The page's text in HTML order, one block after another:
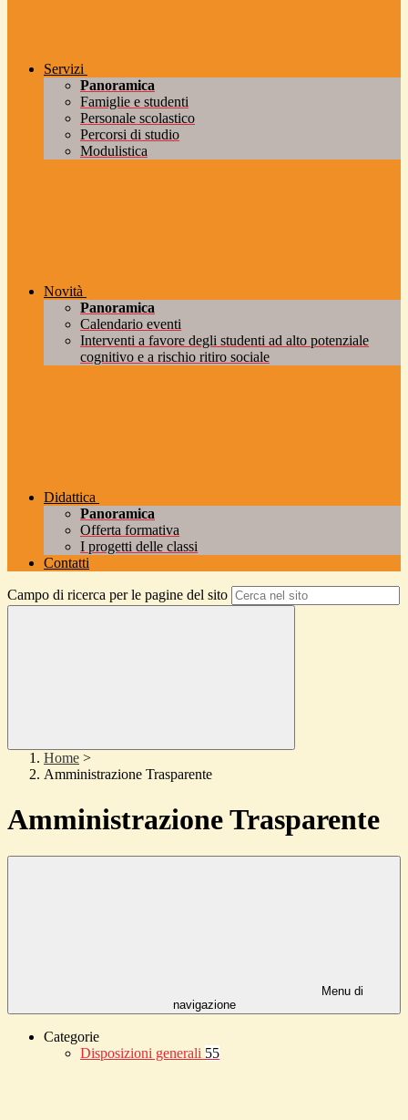
Servizi
Panoramica
Famiglie e studenti
Personale scolastico
Percorsi di studio
Modulistica
Novità
Panoramica
Calendario eventi
Interventi a favore degli studenti ad alto potenziale
cognitivo e a rischio ritiro sociale
Didattica
Panoramica
Offerta formativa
I progetti delle classi
Contatti
Campo di ricerca per le pagine del sito
Home >
Amministrazione Trasparente
Amministrazione Trasparente
Menu di
navigazione
Categorie
Disposizioni generali 55